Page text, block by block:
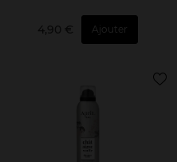
4,90 € Ajouter